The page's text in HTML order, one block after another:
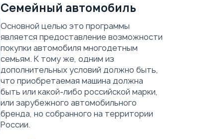
Семейный автомобиль
Основной целью это программы
является предоставление возможности
покупки автомобиля многодетным
семьям. К тому же, одним из
дополнительных условий должно быть,
что приобретаемая машина должна
быть или какой-либо российской марки,
или зарубежного автомобильного
бренда, но собранного на территории
России.